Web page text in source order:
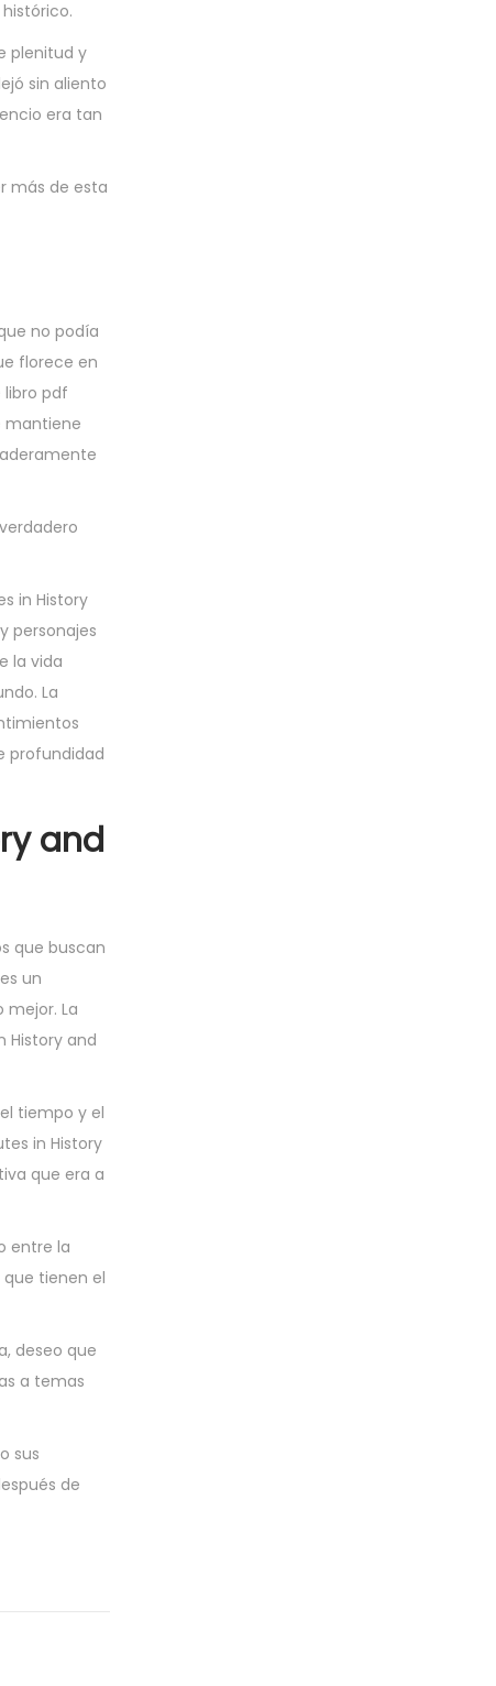
plenitud y
sin aliento
era tan
más de esta
no podía
florece en
libro pdf
mantiene
in History
personajes
la vida
La
profundidad
and
que buscan
un
La
History and
tiempo y el
in History
que era a
entre la
tienen el
deseo que
a temas
sus
de